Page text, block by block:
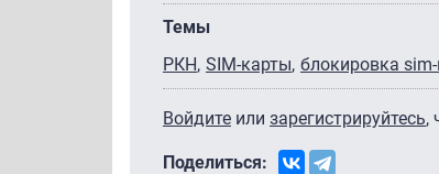
Темы
РКН SIM-карты блокировка
Войдите или зарегистрируйтесь,
Поделиться: